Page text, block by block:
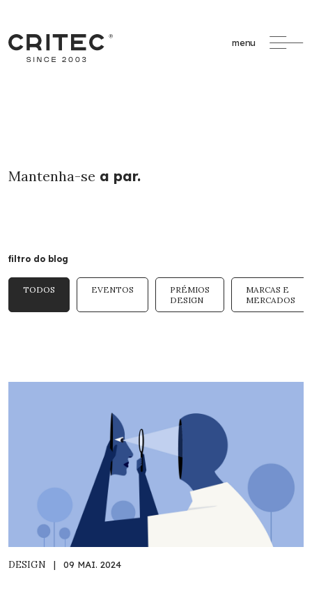
menu
Mantenha-se a par.
filtro do blog
TODOS EVENTOS
PRÉMIOS
DESIGN
MARCAS E
MERCADOS
DESIGN | 09 MAI. 2024